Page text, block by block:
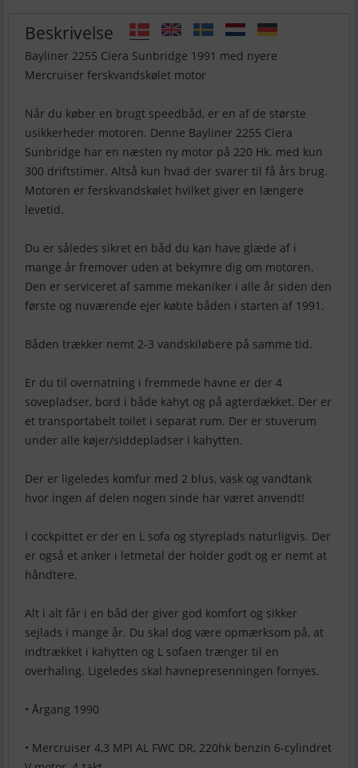
Beskrivelse
Bayliner 2255 Ciera Sunbridge 1991 med nyere
Mercruiser ferskvandskølet motor
Når du køber en brugt speedbåd, er en af de største
usikkerheder motoren. Denne Bayliner 2255 Ciera
Sunbridge har en næsten ny motor på 220 Hk. med kun
300 driftstimer. Altså kun hvad der svarer til få års brug.
Motoren er ferskvandskølet hvilket giver en længere
levetid.
Du er således sikret en båd du kan have glæde af i
mange år fremover uden at bekymre dig om motoren.
Den er serviceret af samme mekaniker i alle år siden den
første og nuværende ejer købte båden i starten af 1991.
Båden trækker nemt 2-3 vandskiløbere på samme tid.
Er du til overnatning i fremmede havne er der 4
sovepladser, bord i både kahyt og på agterdækket. Der er
et transportabelt toilet i separat rum. Der er stuverum
under alle køjer/siddepladser i kahytten.
Der er ligeledes komfur med 2 blus, vask og vandtank
hvor ingen af delen nogen sinde har været anvendt!
I cockpittet er der en L sofa og styreplads naturligvis. Der
er også et anker i letmetal der holder godt og er nemt at
håndtere.
Alt i alt får i en båd der giver god komfort og sikker
sejlads i mange år. Du skal dog være opmærksom på, at
indtrækket i kahytten og L sofaen trænger til en
overhaling. Ligeledes skal havnepresenningen fornyes.
• Årgang 1990
• Mercruiser 4,3 MPI AL FWC DR, 220hk benzin 6-cylindret